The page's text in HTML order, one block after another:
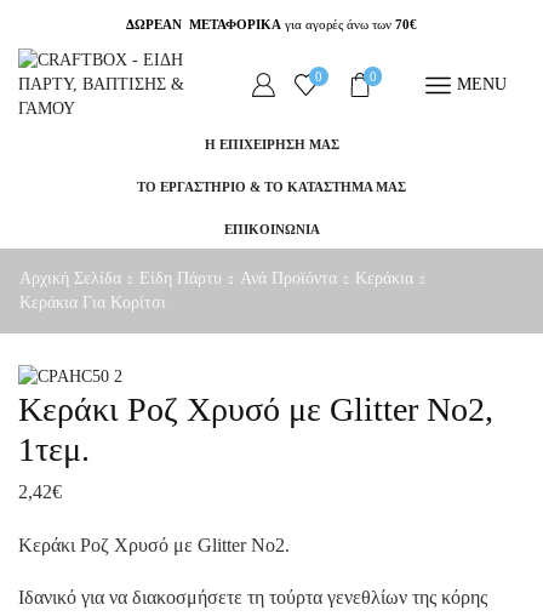
ΔΩΡΕΑΝ ΜΕΤΑΦΟΡΙΚΑ για αγορές άνω των 70€
0 0 MENU
Η ΕΠΙΧΕΙΡΗΣΗ ΜΑΣ
ΤΟ ΕΡΓΑΣΤΗΡΙΟ & ΤΟ ΚΑΤΑΣΤΗΜΑ ΜΑΣ
ΕΠΙΚΟΙΝΩΝΙΑ
Αρχική Σελίδα Είδη Πάρτυ Ανά Προϊόντα
Κεράκια
Κεράκια Για Κορίτσι
Κεράκι Ροζ Χρυσό με Glitter No2,
1τεμ.
2,42€
Κεράκι Ροζ Χρυσό με Glitter No2.
Ιδανικό για να διακοσμήσετε τη τούρτα γενεθλίων της κόρης